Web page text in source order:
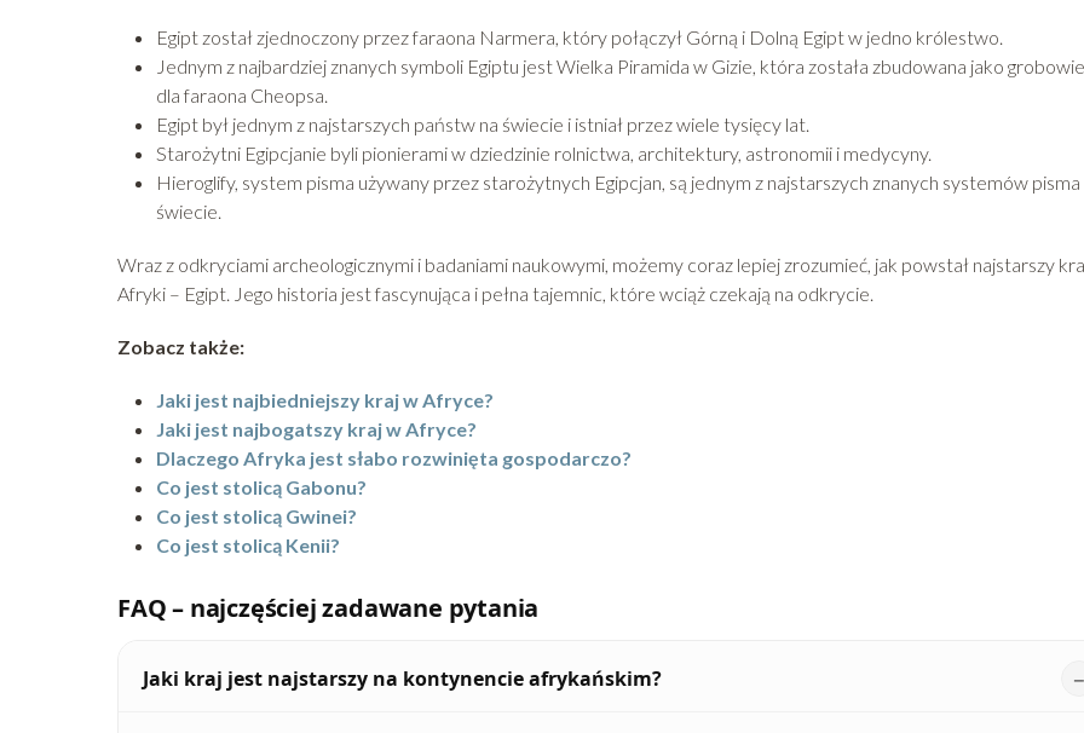
Egipt został zjednoczony przez faraona Narmera, który połączył Górną i Dolną Egipt w jedno królestwo.
Jednym z najbardziej znanych symboli Egiptu jest Wielka Piramida w Gizie, która została zbudowana jako
dla faraona Cheopsa.
Egipt był jednym z najstarszych państw na świecie i istniał przez wiele tysięcy lat.
Starożytni Egipcjanie byli pionierami w dziedzinie rolnictwa, architektury, astronomii i medycyny.
Hieroglify, system pisma używany przez starożytnych Egipcjan, są jednym z najstarszych znanych systemów pisma
świecie.
Wraz z odkryciami archeologicznymi i badaniami naukowymi, możemy coraz lepiej zrozumieć, jak powstał najstarszy
Afryki – Egipt. Jego historia jest fascynująca i pełna tajemnic, które wciąż czekają na odkrycie.
Zobacz także:
Jaki jest najbiedniejszy kraj w Afryce?
Jaki jest najbogatszy kraj w Afryce?
Dlaczego Afryka jest słabo rozwinięta gospodarczo?
Co jest stolicą Gabonu?
Co jest stolicą Gwinei?
Co jest stolicą Kenii?
FAQ – najczęściej zadawane pytania
Jaki kraj jest najstarszy na kontynencie afrykańskim?